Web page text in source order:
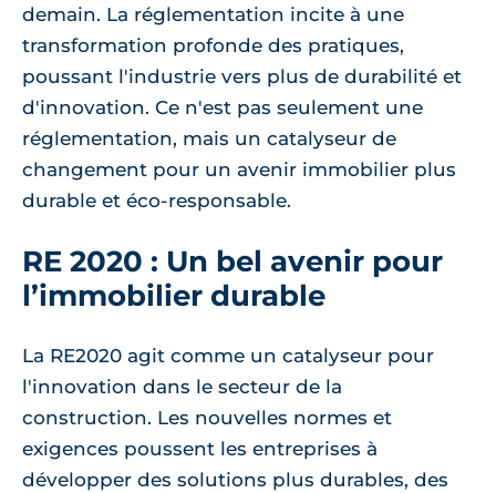
demain. La réglementation incite à une
transformation profonde des pratiques,
poussant l'industrie vers plus de durabilité et
d'innovation. Ce n'est pas seulement une
réglementation, mais un catalyseur de
changement pour un avenir immobilier plus
durable et éco-responsable.
RE 2020 : Un bel avenir pour
l’immobilier durable
La RE2020 agit comme un catalyseur pour
l'innovation dans le secteur de la
construction. Les nouvelles normes et
exigences poussent les entreprises à
développer des solutions plus durables, des